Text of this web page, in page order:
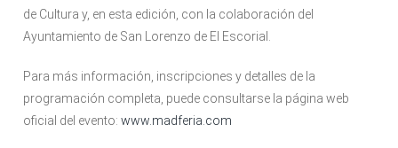
de Cultura y, en esta edición, con la colaboración del
Ayuntamiento de San Lorenzo de El Escorial.
Para más información, inscripciones y detalles de la
programación completa, puede consultarse la página web
oficial del evento:www.madferia.com